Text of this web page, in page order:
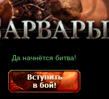
Да начнётся битва!